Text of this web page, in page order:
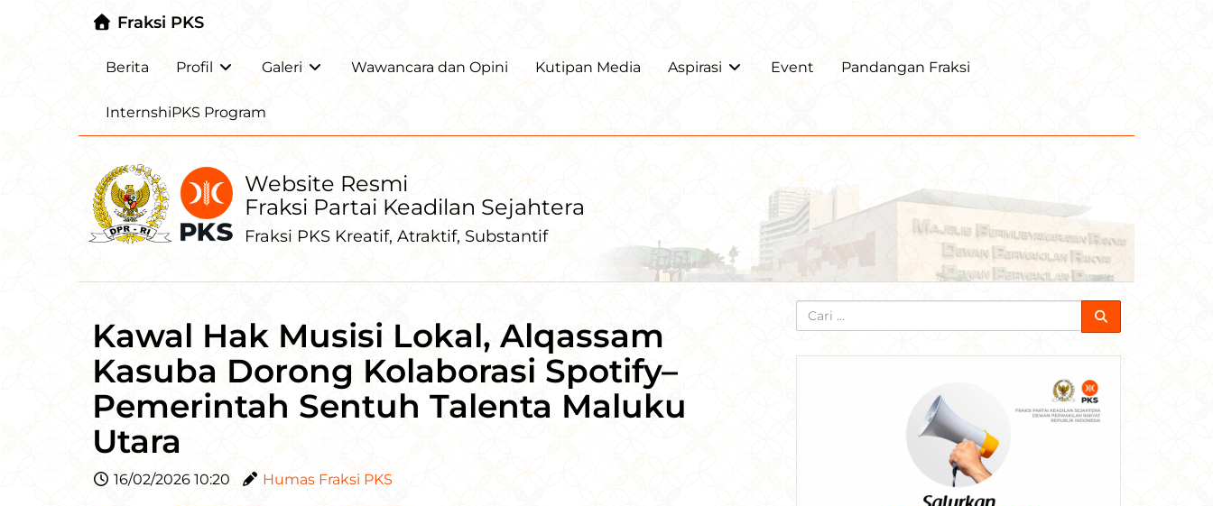
Fraksi PKS
Berita Profil Galeri Wawancara dan Opini Kutipan Media Aspirasi Event Pandangan Fraksi
InternshiPKS Program
Website Resmi
Fraksi Partai Keadilan Sejahtera
Fraksi PKS Kreatif, Atraktif, Substantif
Kawal Hak Musisi Lokal, Alqassam
Kasuba Dorong Kolaborasi Spotify–
Pemerintah Sentuh Talenta Maluku
Utara
16/02/2026 10:20 Humas Fraksi PKS